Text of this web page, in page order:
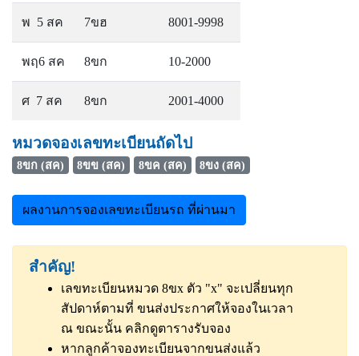
พ 5 สค 7ขฮ 8001-9998
พฤ6 สค 8ขก 10-2000
ศ 7 สค 8ขก 2001-4000
หมวดจองเลขทะเบียนถัดไป
8ขก (สค) 8ขข (สค) 8ขค (สค) 8ขง (สค)
ผลงานการจองเลขทะเบียนรถ ที่ผ่านมา
สำคัญ!
เลขทะเบียนหมวด 8ขx ตัว "x" จะเปลี่ยนทุก
สัปดาห์ตามที่ ขนส่งประกาศให้จองในเวลา
ณ ขณะนั้น คลิกดูตารางรับจอง
หากลูกค้าจองทะเบียนจากขนส่งแล้ว